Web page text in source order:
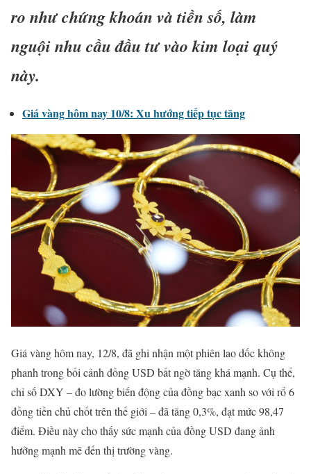
ro như chứng khoán và tiền số, làm
nguội nhu cầu đầu tư vào kim loại quý
này.
Giá vàng hôm nay 10/8: Xu hướng tiếp tục tăng
Giá vàng hôm nay, 12/8, đã ghi nhận một phiên lao dốc không
phanh trong bối cảnh đồng USD bất ngờ tăng khá mạnh. Cụ thể,
chỉ số DXY – đo lường biến động của đồng bạc xanh so với rổ 6
đồng tiền chủ chốt trên thế giới – đã tăng 0,3%, đạt mức 98,47
điểm. Điều này cho thấy sức mạnh của đồng USD đang ảnh
hưởng mạnh mẽ đến thị trường vàng.